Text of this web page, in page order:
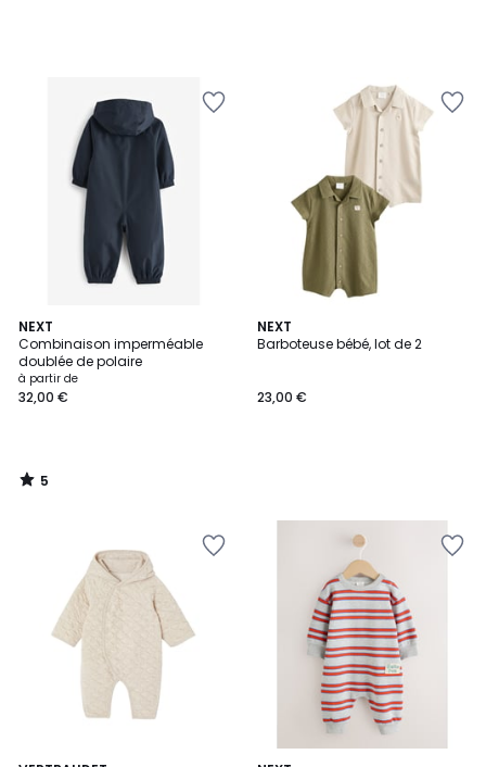
NEXT
Combinaison imperméable
doublée de polaire
à partir de
32,00 €
5
/
5
5
/
NEXT
Barboteuse bébé, lot de 2
23,00 €